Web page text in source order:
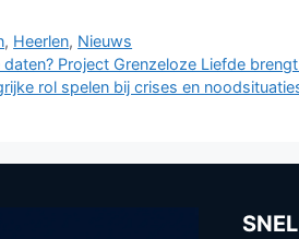
, Heerlen, Nieuws
Project Grenzeloze Liefde
rol spelen bij crises en